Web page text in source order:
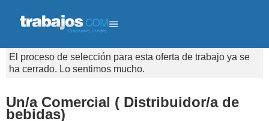
El proceso de selección para esta oferta de trabajo ya se
ha cerrado. Lo sentimos mucho.
Un/a Comercial ( Distribuidor/a de
bebidas)